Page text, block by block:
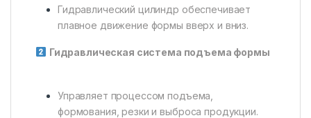
Гидравлический цилиндр обеспечивает
плавное движение формы вверх и вниз.
Гидравлическая система подъема формы
Управляет процессом подъема,
формования, резки и выброса продукции.